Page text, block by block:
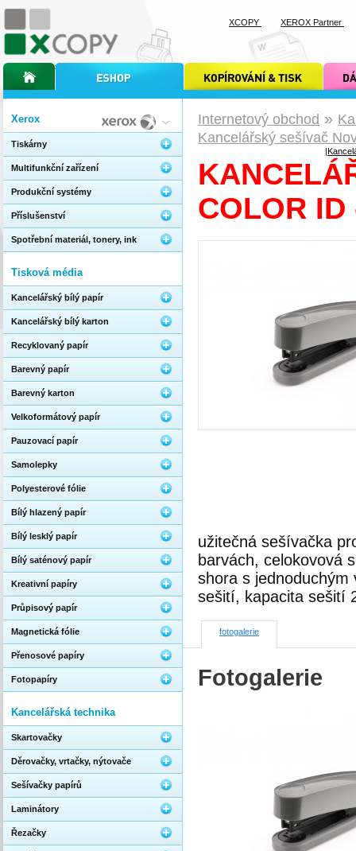
Internetový obchod »
Kancelářský sešívač
|
COLOR ID
užitečná sešívačka
barvách, celokovová
shora s
sešití, kapacita sešití
fotogalerie
Fotogalerie
Xerox
Tiskárny
Multifunkční zařízení
Produkční systémy
Příslušenství
Spotřební materiál, tonery, ink
Tisková média
Kancelářský bílý papír
Kancelářský bílý karton
Recyklovaný papír
Barevný papír
Barevný karton
Velkoformátový papír
Pauzovací papír
Samolepky
Polyesterové fólie
Bílý hlazený papír
Bílý lesklý papír
Bílý saténový papír
Kreativní papíry
Průpisový papír
Magnetická fólie
Přenosové papíry
Fotopapíry
Kancelářská technika
Skartovačky
Děrovačky, vrtačky, nýtovače
Sešívačky papírů
Laminátory
Řezačky
úvodní stránka xcopyinternetový obchod xcopy kopírování a tisk xcopy dárkové
XCOPY XEROX Partner